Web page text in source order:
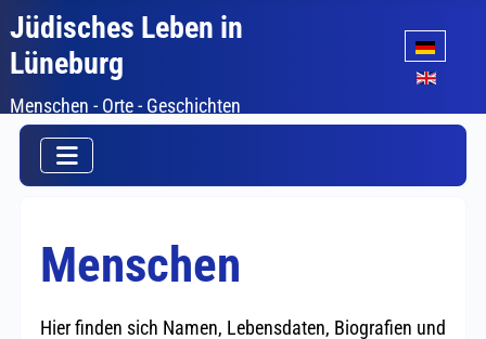
Jüdisches Leben in
Lüneburg
Menschen - Orte - Geschichten
Sprache